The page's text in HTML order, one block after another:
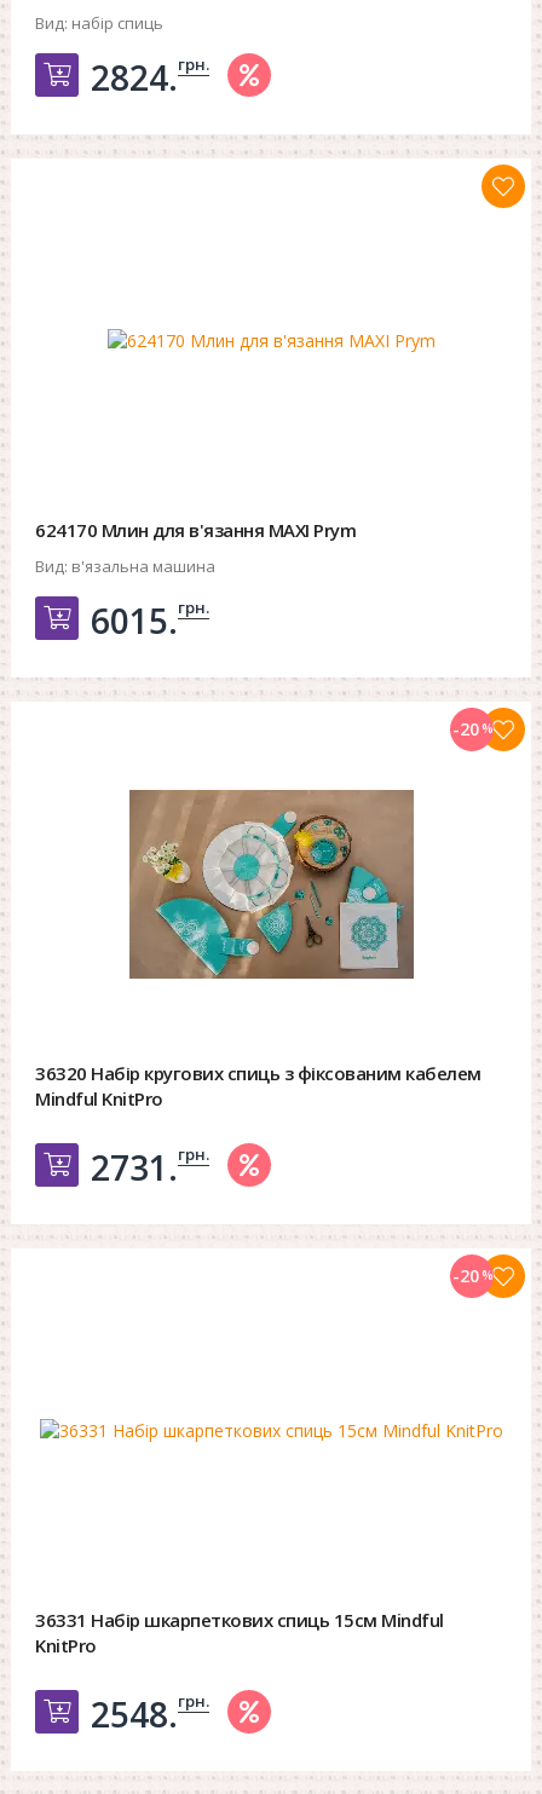
Вид: набір спиць
Добавить в корзину
2824.грн.
624170 Млин для в'язання MAXI Prym
Вид: в'язальна машина
Добавить в корзину
6015.грн.
36320 Набір кругових спиць з фіксованим кабелем
Mindful KnitPro
Добавить в корзину
2731.грн.
-20%
36331 Набір шкарпеткових спиць 15см Mindful
KnitPro
Добавить в корзину
2548.грн.
-20%